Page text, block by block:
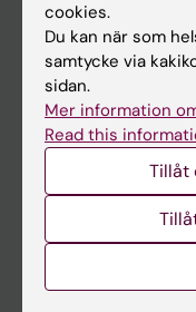
Student
Ladok
Canvas
Schema
Kurs- och
Student på KI
cookies.
Du kan när som
samtycke via
sidan.
Mer information
Read this
Tillåt